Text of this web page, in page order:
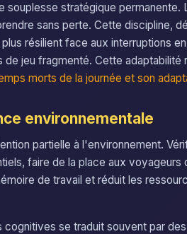
souplesse stratégique permanente.
sans perte. Cette discipline,
résilient face aux interruptions
jeu fragmenté. Cette adaptabilité
morts de la journée et son
environnementale
partielle à l'environnement.
faire de la place aux voyageurs
de travail et réduit les
se traduit souvent par